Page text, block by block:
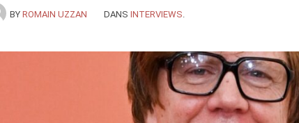
BY ROMAIN UZZAN DANS INTERVIEWS